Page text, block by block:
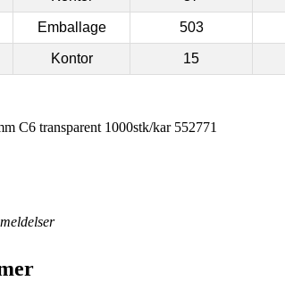
Emballage 503
Kontor 15
C6 transparent 1000stk/kar 552771